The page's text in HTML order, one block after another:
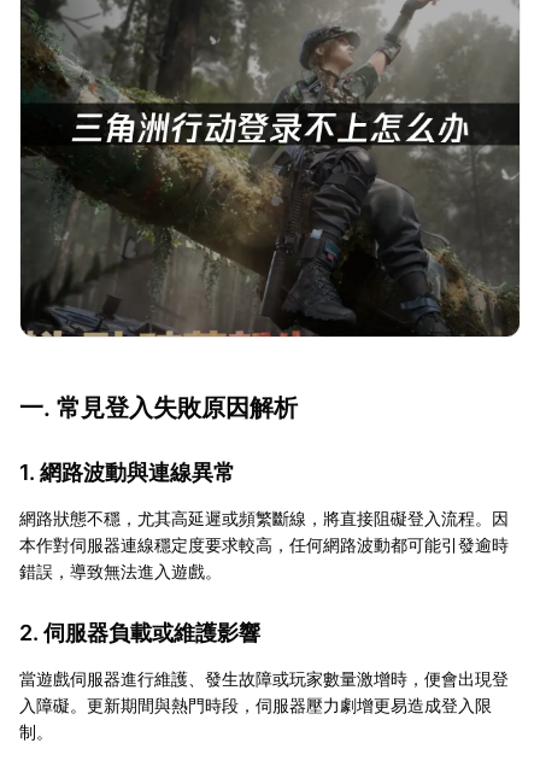
一. 常見登入失敗原因解析
1. 網路波動與連線異常
網路狀態不穩，尤其高延遲或頻繁斷線，將直接阻礙登入流程。因
本作對伺服器連線穩定度要求較高，任何網路波動都可能引發逾時
錯誤，導致無法進入遊戲。
2. 伺服器負載或維護影響
當遊戲伺服器進行維護、發生故障或玩家數量激增時，便會出現登
入障礙。更新期間與熱門時段，伺服器壓力劇增更易造成登入限
制。